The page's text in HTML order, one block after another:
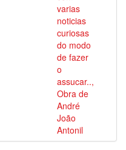
varias
noticias
curiosas
do modo
de fazer
o
assucar..,
Obra de
André
João
Antonil